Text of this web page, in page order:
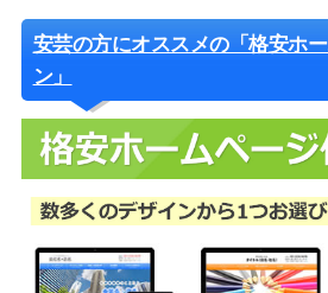
安芸の方にオススメの「格安ホ
ン」